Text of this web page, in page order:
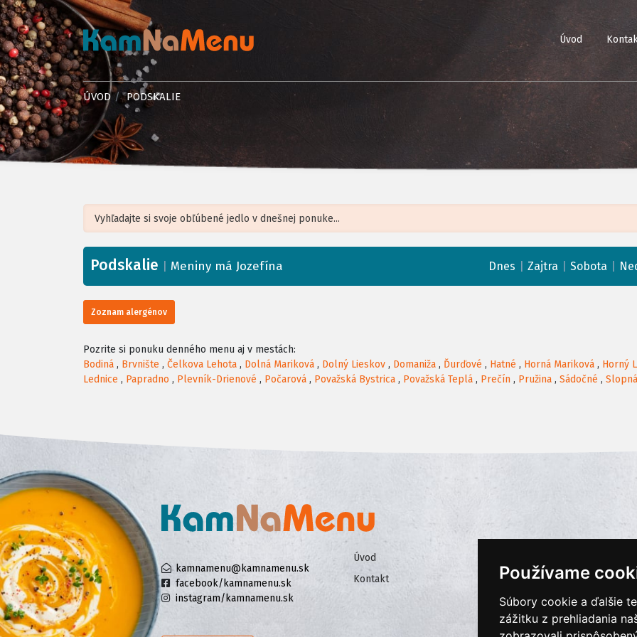
Používame
Súbory cookie a ďalšie
zážitku z prehliadania
Úvod
ÚVOD PODSKALIE
+
−
Podskalie Meniny má Jozefína Dnes Zajtra Sobota
Zoznam alergénov
Pozrite si ponuku denného menu aj v mestách:
Bodiná , Brvnište , Čelkova Lehota , Dolná Mariková , Dolný Lieskov , Domaniža , Ďurďové , Hatné , Horná Mariková , Horný
Lednice , Papradno , Plevník-Drienové , Počarová , Považská Bystrica , Považská Teplá , Prečín , Pružina , Sádočné , Slopná
kamnamenu@kamnamenu.sk
facebook/kamnamenu.sk
instagram/kamnamenu.sk
Úvod
Kontakt
Ochrana osobných údajov
Cookies